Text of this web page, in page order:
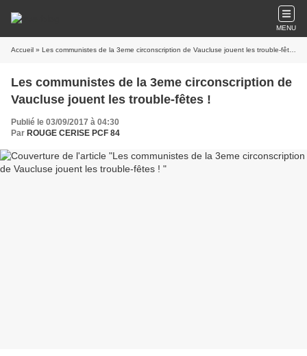
MENU
Accueil » Les communistes de la 3eme circonscription de Vaucluse jouent les trouble-fêtes !
Les communistes de la 3eme circonscription de
Vaucluse jouent les trouble-fêtes !
Publié le 03/09/2017 à 04:30
Par ROUGE CERISE PCF 84